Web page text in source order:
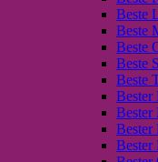
Beste
Beste
Beste
Beste
Beste
Bester
Bester
Bester
Bester